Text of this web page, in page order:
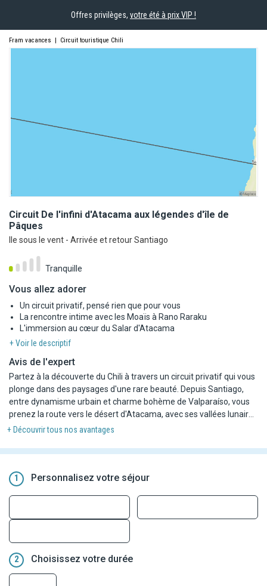
Offres privilèges, votre été à prix VIP !
Fram vacances | Circuit touristique Chili
Circuit De l'infini d'Atacama aux légendes d'île de
Pâques
Ile sous le vent - Arrivée et retour Santiago
Tranquille
Vous allez adorer
Un circuit privatif, pensé rien que pour vous
La rencontre intime avec les Moaïs à Rano Raraku
L'immersion au cœur du Salar d'Atacama
+ Voir le descriptif
Avis de l'expert
Partez à la découverte du Chili à travers un circuit privatif qui vous
plonge dans des paysages d'une rare beauté. Depuis Santiago,
entre dynamisme urbain et charme bohème de Valparaíso, vous
prenez la route vers le désert d'Atacama, avec ses vallées lunaires
et lagunes d'altiplano. Puis, cap sur l'Île de Pâques, où les Moai
immersion totale dans l'histoire et la culture du Pacifique. Un
périple inoubliable, entre nature grandiose et héritage ancestral.
+ Découvrir tous nos avantages
1 Personnalisez votre séjour
2 Choisissez votre durée